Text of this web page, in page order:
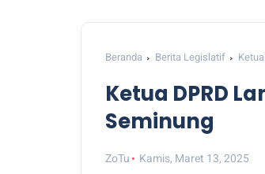
Beranda Berita Legislatif
Ketua DPRD
Seminung
ZoTu Kamis, Maret 13, 2025